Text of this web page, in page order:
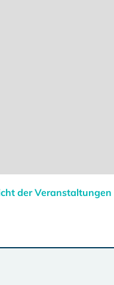
der Veranstaltungen